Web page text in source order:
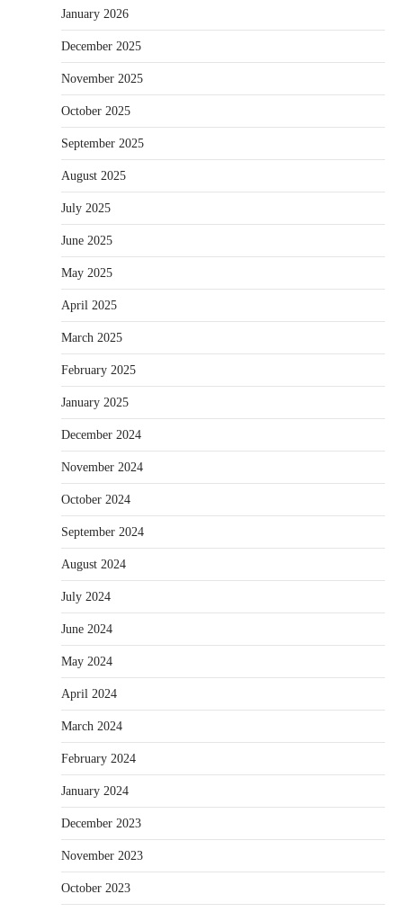
January 2026
December 2025
November 2025
October 2025
September 2025
August 2025
July 2025
June 2025
May 2025
April 2025
March 2025
February 2025
January 2025
December 2024
November 2024
October 2024
September 2024
August 2024
July 2024
June 2024
May 2024
April 2024
March 2024
February 2024
January 2024
December 2023
November 2023
October 2023